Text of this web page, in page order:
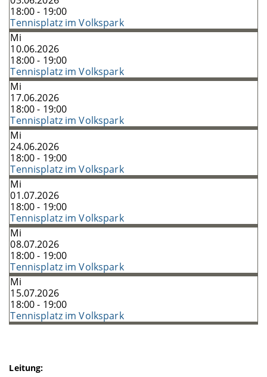
18:00 - 19:00
Tennisplatz im Volkspark
Mi
10.06.2026
18:00 - 19:00
Tennisplatz im Volkspark
Mi
17.06.2026
18:00 - 19:00
Tennisplatz im Volkspark
Mi
24.06.2026
18:00 - 19:00
Tennisplatz im Volkspark
Mi
01.07.2026
18:00 - 19:00
Tennisplatz im Volkspark
Mi
08.07.2026
18:00 - 19:00
Tennisplatz im Volkspark
Mi
15.07.2026
18:00 - 19:00
Tennisplatz im Volkspark
Leitung: